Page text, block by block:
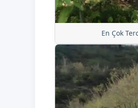
En Çok